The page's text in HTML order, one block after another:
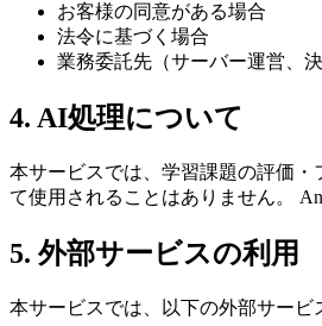
お客様の同意がある場合
法令に基づく場合
業務委託先（サーバー運営、
4. AI処理について
本サービスでは、学習課題の評価
て使用されることはありません。
5. 外部サービスの利用
本サービスでは、以下の外部サービ